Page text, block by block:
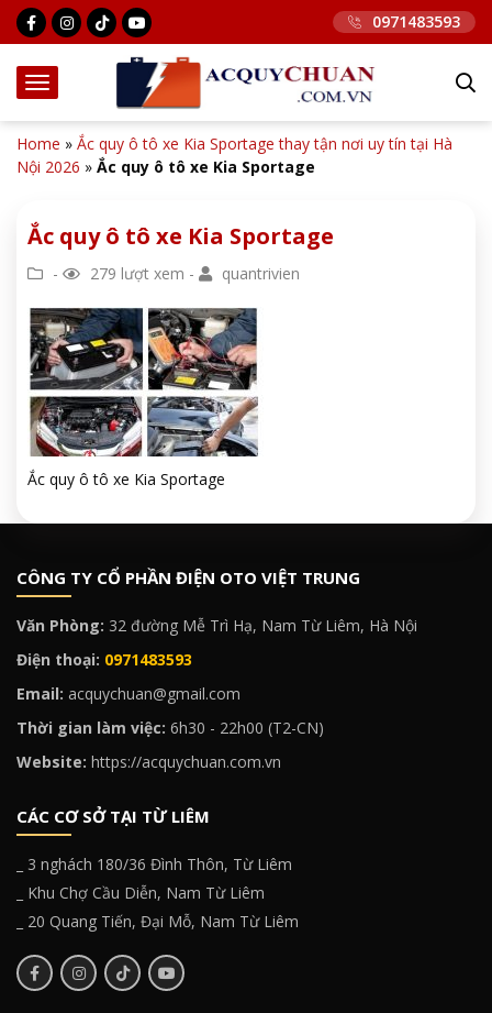
0971483593
Home » Ắc quy ô tô xe Kia Sportage thay tận nơi uy tín tại Hà
Nội 2026 » Ắc quy ô tô xe Kia Sportage
Ắc quy ô tô xe Kia Sportage
- 279 lượt xem - quantrivien
Ắc quy ô tô xe Kia Sportage
CÔNG TY CỔ PHẦN ĐIỆN OTO VIỆT TRUNG
Văn Phòng: 32 đường Mễ Trì Hạ, Nam Từ Liêm, Hà Nội
Điện thoại: 0971483593
Email: acquychuan@gmail.com
Thời gian làm việc: 6h30 - 22h00 (T2-CN)
Website: https://acquychuan.com.vn
CÁC CƠ SỞ TẠI TỪ LIÊM
_ 3 nghách 180/36 Đình Thôn, Từ Liêm
_ Khu Chợ Cầu Diễn, Nam Từ Liêm
_ 20 Quang Tiến, Đại Mỗ, Nam Từ Liêm